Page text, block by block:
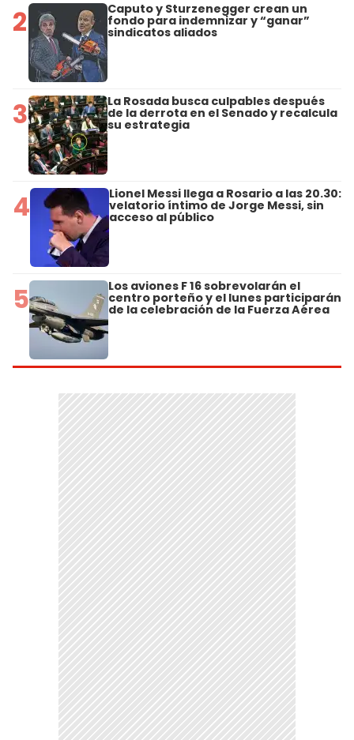
2 Caputo y Sturzenegger crean un
fondo para indemnizar y “ganar”
sindicatos aliados
3 La Rosada busca culpables después
de la derrota en el Senado y recalcula
su estrategia
4 Lionel Messi llega a Rosario a las 20.30:
velatorio íntimo de Jorge Messi, sin
acceso al público
5 Los aviones F 16 sobrevolarán el
centro porteño y el lunes participarán
de la celebración de la Fuerza Aérea